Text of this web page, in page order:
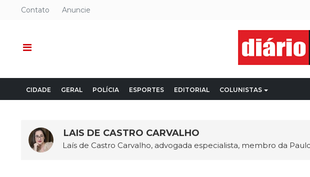
Contato Anuncie
CIDADE GERAL POLÍCIA ESPORTES EDITORIAL COLUNISTAS
LAIS DE CASTRO CARVALHO
Laís de Castro Carvalho, advogada especialista, membro da